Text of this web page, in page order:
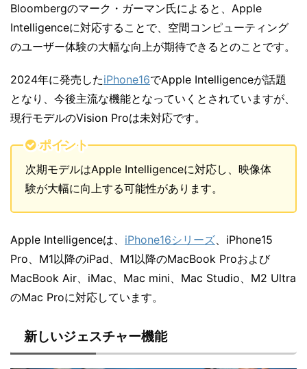
Bloombergのマーク・ガーマン氏によると、Apple
Intelligenceに対応することで、空間コンピューティング
のユーザー体験の大幅な向上が期待できるとのことです。
2024年に発売したiPhone16でApple Intelligenceが話題
となり、今後主流な機能となっていくとされていますが、
現行モデルのVision Proは未対応です。
ポイント
次期モデルはApple Intelligenceに対応し、映像体
験が大幅に向上する可能性があります。
Apple Intelligenceは、 iPhone16シリーズ 、iPhone15
Pro、M1以降のiPad、M1以降のMacBook Proおよび
MacBook Air、iMac、Mac mini、Mac Studio、M2 Ultra
のMac Proに対応しています。
新しいジェスチャー機能